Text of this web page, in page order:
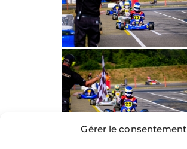
Gérer le consentement